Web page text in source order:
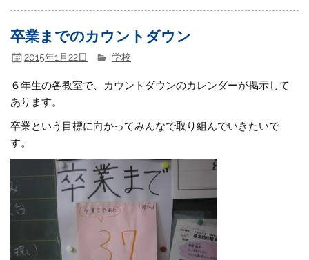
卒業までのカウントダウン
2015年1月22日 学校
６年生の各教室で、カウントダウンのカレンダーが掲示して
あります。
卒業という目標に向かってみんなで取り組んでいきたいで
す。